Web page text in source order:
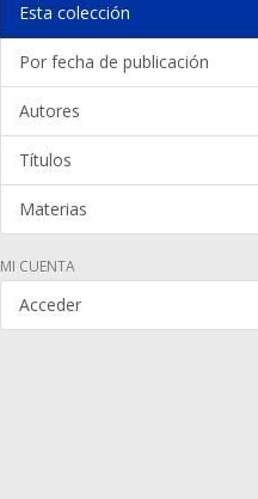
Esta colección
Por fecha de publicación
Autores
Títulos
Materias
MI CUENTA
Acceder